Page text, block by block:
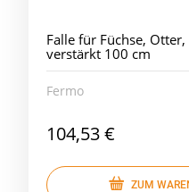
Falle für Füchse,
verstärkt 100 cm
Fermo
104,53 €
ZUM